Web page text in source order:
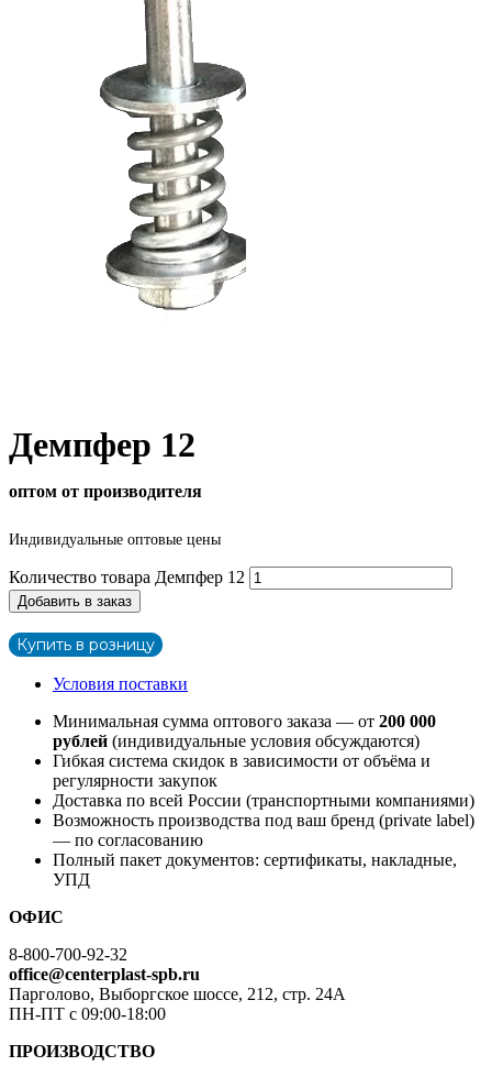
Демпфер 12
оптом от производителя
Индивидуальные оптовые цены
Количество товара Демпфер 12
Добавить в заказ
Купить в розницу
Условия поставки
Минимальная сумма оптового заказа — от 200 000
рублей (индивидуальные условия обсуждаются)
Гибкая система скидок в зависимости от объёма и
регулярности закупок
Доставка по всей России (транспортными компаниями)
Возможность производства под ваш бренд (private label)
— по согласованию
Полный пакет документов: сертификаты, накладные,
УПД
ОФИС
8-800-700-92-32
office@centerplast-spb.ru
Парголово, Выборгское шоссе, 212, стр. 24А
ПН-ПТ с 09:00-18:00
ПРОИЗВОДСТВО